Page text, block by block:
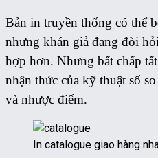
Bản in truyền thống có thể
nhưng khán giả đang đòi
hợp hơn. Nhưng bất chấp
nhận thức của kỹ thuật số
và nhược điểm.
In catalogue giao hàng